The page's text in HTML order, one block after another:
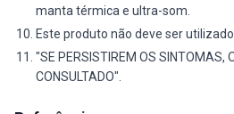
manta térmica e ultra-som.
Este produto não deve ser
"SE PERSISTIREM OS SINTOMAS,
CONSULTADO".